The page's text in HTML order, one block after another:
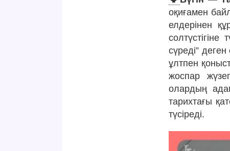
оқиғамен
елдерінен
сүреді”
ұлтпен
жоспар
олардың
тарихтағы
түсіреді.